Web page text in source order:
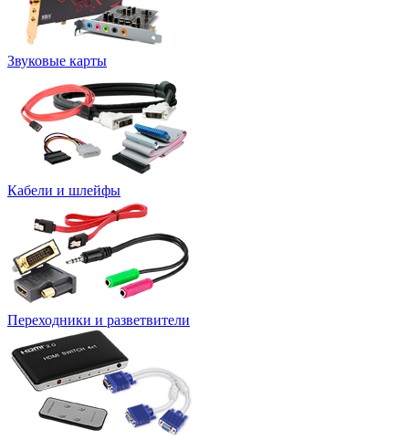
Звуковые карты
Кабели и шлейфы
Переходники и разветвители